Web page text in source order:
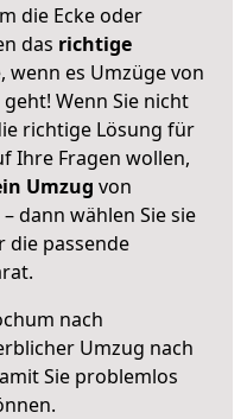
die Ecke oder
das richtige
wenn es Umzüge von
Wenn Sie nicht
richtige Lösung für
Ihre Fragen wollen,
Umzug von
dann wählen Sie sie
die passende
nach
Umzug nach
Sie problemlos